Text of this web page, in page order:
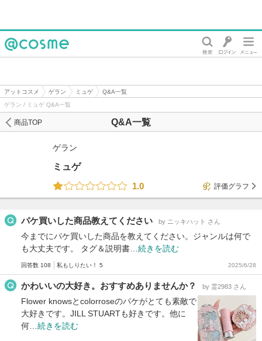
アットコスメ ゲラン ミュゲ
Q&A一覧
ゲラン / ミュゲ Q&A一覧
Q&A一覧
商品TOP
ゲラン
ミュゲ
1.0
評価グラフ
パケ買いした商品教えてください by ニッキハット さん
今までにパケ買いした商品を教えてください。ジャンルは何で
も大丈夫です。 タグ＆説明書… 続きを読む
回答数 108 私もしりたい！ 5 2025/6/28
かわいいの大好き。おすすめありませんか？ by 霊2983 さん
Flower knowsとcolorroseのパケがとても素敵で
大好きです。JILL STUARTも好きです。他に
何… 続きを読む